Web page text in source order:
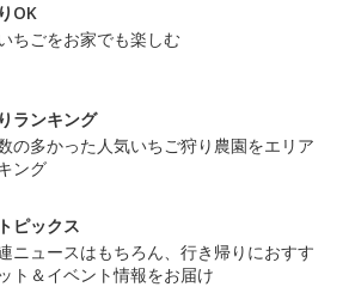
OK
ちごをお家でも楽しむ
ランキング
の多かった人気いちご狩り農園をエリア
ング
ピックス
ニュースはもちろん、行き帰りにおすす
ト＆イベント情報をお届け